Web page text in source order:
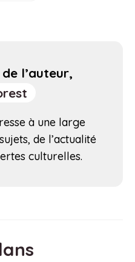
l’auteur,
à une large
de l’actualité
culturelles.